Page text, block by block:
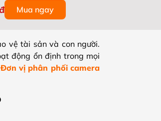
Mua ngay
vệ tài sản và con người.
động ổn định trong mọi
Đơn vị phân phối camera